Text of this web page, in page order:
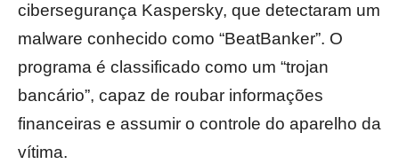
cibersegurança Kaspersky, que detectaram um
malware conhecido como “BeatBanker”. O
programa é classificado como um “trojan
bancário”, capaz de roubar informações
financeiras e assumir o controle do aparelho da
vítima.